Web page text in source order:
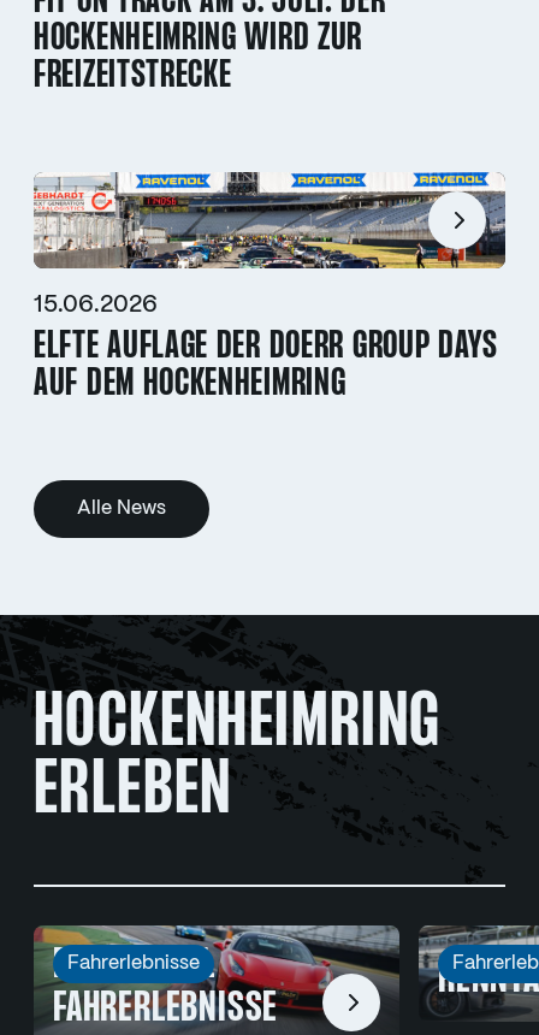
HOCKENHEIMRING WIRD ZUR
FREIZEITSTRECKE
15.06.2026
ELFTE AUFLAGE DER DOERR GROUP DAYS
AUF DEM HOCKENHEIMRING
Alle News
HOCKENHEIMRING
ERLEBEN
Fahrerlebnisse
RACE’N’ROLL
FAHRERLEBNISSE